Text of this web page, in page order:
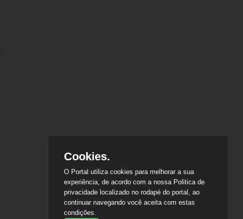
Cookies.
O Portal utiliza cookies para melhorar a sua
experiência, de acordo com a nossa Politica de
privacidade localizado no rodapé do portal, ao
continuar navegando você aceita com estas
condições.